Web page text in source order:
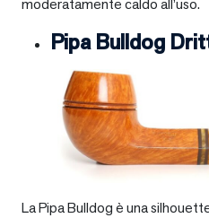
moderatamente caldo all’uso.
Pipa Bulldog
La Pipa Bulldog è una